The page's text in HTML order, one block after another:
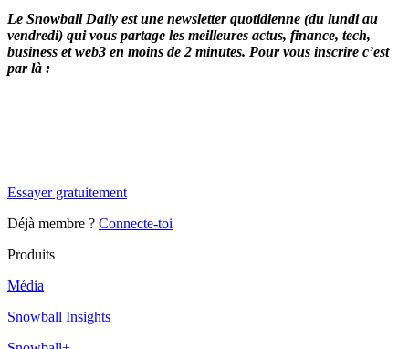
Le Snowball Daily est une newsletter quotidienne (du lundi au
vendredi) qui vous partage les meilleures actus, finance, tech,
business et web3 en moins de 2 minutes. Pour vous inscrire c’est
par là :
Essayer gratuitement
Déjà membre ? Connecte-toi
Produits
Média
Snowball Insights